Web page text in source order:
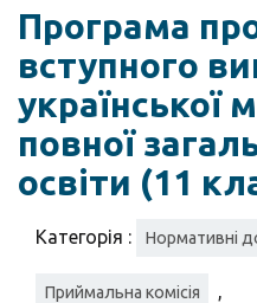
Програма
вступного
української
повної
освіти (11
Категорія : Нормативні
Приймальна комісія ,